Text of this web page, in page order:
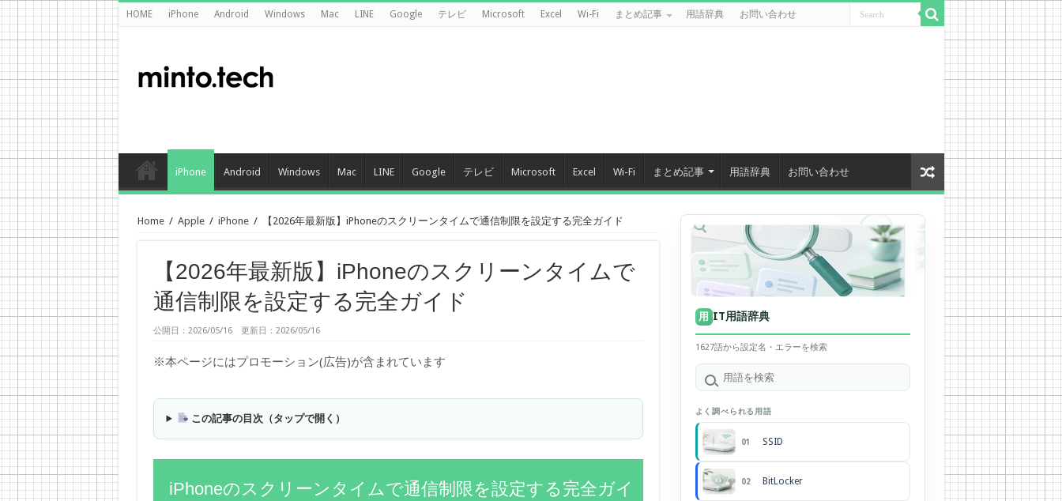
HOME iPhone Android Windows Mac LINE Google テレビ Microsoft Excel Wi-Fi まとめ記事 用語辞典 お問い合わせ
iPhone Android Windows Mac LINE Google テレビ Microsoft Excel Wi-Fi まとめ記事 用語辞典 お問い合わせ
Home / Apple / iPhone / 【2026年最新版】iPhoneのスクリーンタイムで通信制限を設定する完全ガイド
【2026年最新版】iPhoneのスクリーンタイムで
通信制限を設定する完全ガイド
公開日：2026/05/16 更新日：2026/05/16
※本ページにはプロモーション(広告)が含まれています
この記事の目次（タップで開く）
iPhoneのスクリーンタイムで通信制限を設定する完全ガイ
用 IT用語辞典
1627語から設定名・エラーを検索
よく調べられる用語
01 SSID
02 BitLocker